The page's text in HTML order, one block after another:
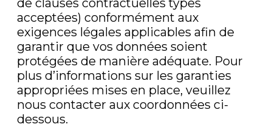
de clauses contractuelles types
acceptées) conformément aux
exigences légales applicables afin de
garantir que vos données soient
protégées de manière adéquate. Pour
plus d’informations sur les garanties
appropriées mises en place, veuillez
nous contacter aux coordonnées ci-
dessous.